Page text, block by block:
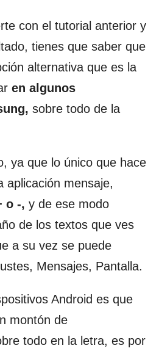
con el tutorial anterior y
tienes que saber que
alternativa que es la
en algunos
sobre todo de la
ya que lo único que hace
aplicación mensaje,
o -, y de ese modo
de los textos que ves
a su vez se puede
Mensajes, Pantalla.
Android es que
montón de
todo en la letra, es por